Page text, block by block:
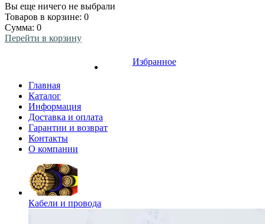
Вы еще ничего не выбрали
Товаров в корзине: 0
Сумма: 0
Перейти в корзину
Избранное
Главная
Каталог
Информация
Доставка и оплата
Гарантии и возврат
Контакты
О компании
Кабели и провода